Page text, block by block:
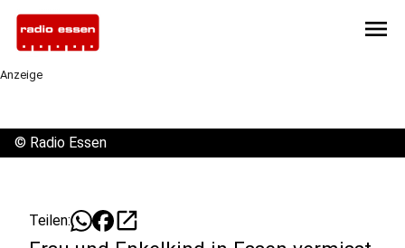
menu
Anzeige
© Radio Essen
Teilen: open_in_new